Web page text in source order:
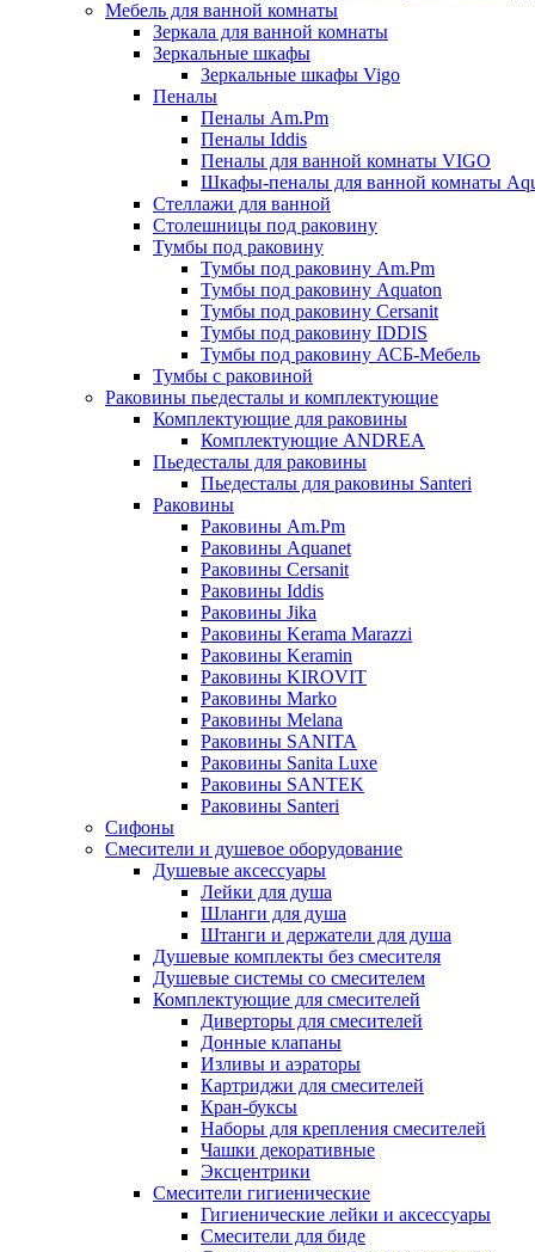
Мебель для ванной комнаты
Зеркала для ванной комнаты
Зеркальные шкафы
Зеркальные шкафы Vigo
Пеналы
Пеналы Am.Pm
Пеналы Iddis
Пеналы для ванной комнаты VIGO
Шкафы-пеналы для ванной комнаты
Стеллажи для ванной
Столешницы под раковину
Тумбы под раковину
Тумбы под раковину Am.Pm
Тумбы под раковину Aquaton
Тумбы под раковину Cersanit
Тумбы под раковину IDDIS
Тумбы под раковину АСБ-Мебель
Тумбы с раковиной
Раковины пьедесталы и комплектующие
Комплектующие для раковины
Комплектующие ANDREA
Пьедесталы для раковины
Пьедесталы для раковины Santeri
Раковины
Раковины Am.Pm
Раковины Aquanet
Раковины Cersanit
Раковины Iddis
Раковины Jika
Раковины Kerama Marazzi
Раковины Keramin
Раковины KIROVIT
Раковины Marko
Раковины Melana
Раковины SANITA
Раковины Sanita Luxe
Раковины SANTEK
Раковины Santeri
Сифоны
Смесители и душевое оборудование
Душевые аксессуары
Лейки для душа
Шланги для душа
Штанги и держатели для душа
Душевые комплекты без смесителя
Душевые системы со смесителем
Комплектующие для смесителей
Диверторы для смесителей
Донные клапаны
Изливы и аэраторы
Картриджи для смесителей
Кран-буксы
Наборы для крепления смесителей
Чашки декоративные
Эксцентрики
Смесители гигиенические
Гигиенические лейки и аксессуары
Смесители для биде